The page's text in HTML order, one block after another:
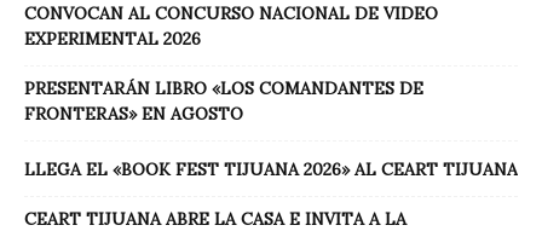
CONVOCAN AL CONCURSO NACIONAL DE VIDEO
EXPERIMENTAL 2026
PRESENTARÁN LIBRO «LOS COMANDANTES DE
FRONTERAS» EN AGOSTO
LLEGA EL «BOOK FEST TIJUANA 2026» AL CEART TIJUANA
CEART TIJUANA ABRE LA CASA E INVITA A LA